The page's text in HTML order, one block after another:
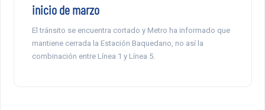
inicio de marzo
El tránsito se encuentra cortado y Metro ha informado que
mantiene cerrada la Estación Baquedano, no así la
combinación entre Línea 1 y Línea 5.